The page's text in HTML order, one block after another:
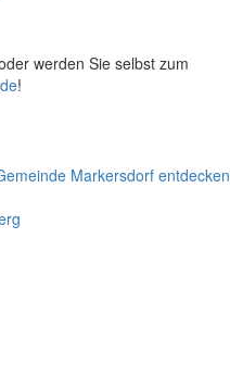
werden Sie selbst zum
!